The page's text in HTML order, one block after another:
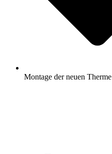
Montage der neuen Therme